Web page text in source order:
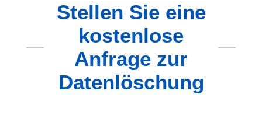
Stellen Sie eine
kostenlose
Anfrage zur
Datenlöschung